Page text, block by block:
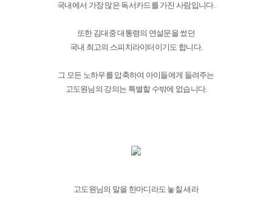
국내에서 가장 많은 독서카드를 가진 사람입니다.
또한 김대중 대통령의 연설문을 썼던
국내 최고의 스피치라이터이기도 합니다.
그 모든 노하우를 압축하여 아이들에게 들려주는
고도원님의 강의는 특별할 수밖에 없습니다.
고도원님의 말을 한마디라도 놓칠 새라